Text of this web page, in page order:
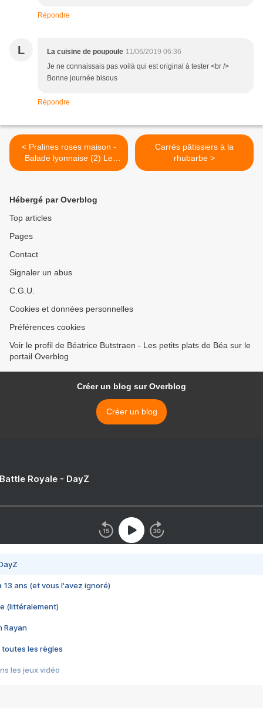
Répondre
L La cuisine de poupoule 11/06/2019 06:36
Je ne connaissais pas voilà qui est original à tester <br />
Bonne journée bisous
Répondre
< Pralines roses maison -
Balade lyonnaise (2) Le
Vieux Lyon
Carrés pâtissiers à la
rhubarbe >
Hébergé par Overblog
Top articles
Pages
Contact
Signaler un abus
C.G.U.
Cookies et données personnelles
Préférences cookies
Voir le profil de Béatrice Butstraen - Les petits plats de Béa sur le
portail Overblog
Créer un blog sur Overblog
Créer un blog
Royale - DayZ
13 ans (et vous l'avez ignoré)
(littéralement)
Rayan
toutes les règles
les jeux vidéo